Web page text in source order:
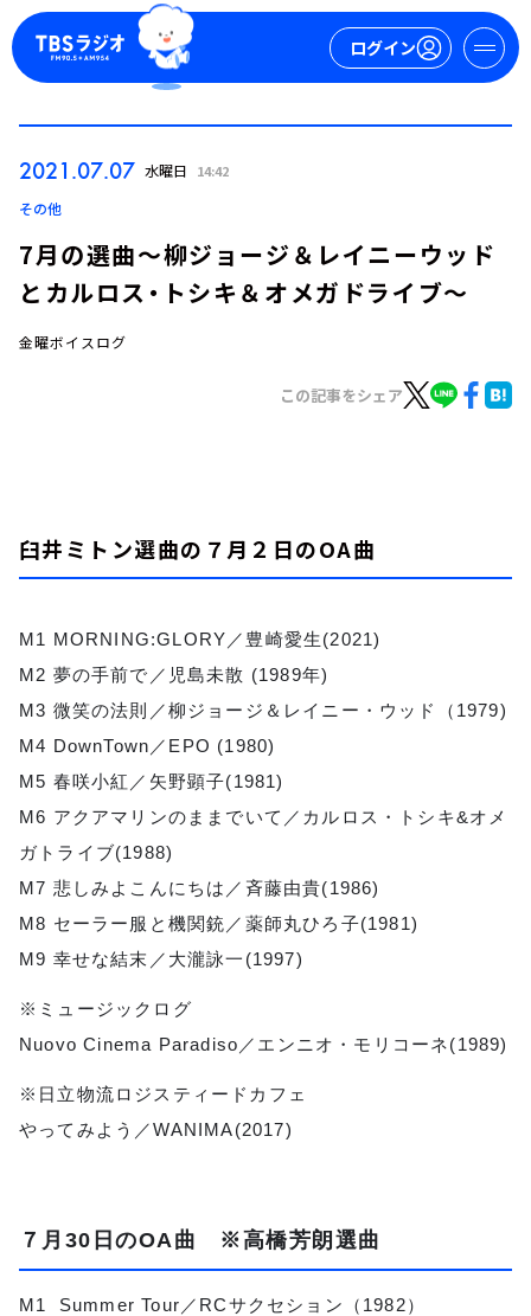
ログイン
お知らせ
イベント・グッズ
会社情報
2021.07.07 水曜日 14:42
その他
7月の選曲～柳ジョージ＆レイニーウッド
とカルロス・トシキ＆オメガドライブ～
金曜ボイスログ
この記事をシェア
臼井ミトン選曲の７月２日のOA曲
M1 MORNING:GLORY／豊崎愛生(2021)
M2 夢の手前で／児島未散 (1989年)
M3 微笑の法則／柳ジョージ＆レイニー・ウッド（1979)
M4 DownTown／EPO (1980)
M5 春咲小紅／矢野顕子(1981)
M6 アクアマリンのままでいて／カルロス・トシキ&オメ
ガトライブ(1988)
M7 悲しみよこんにちは／斉藤由貴(1986)
M8 セーラー服と機関銃／薬師丸ひろ子(1981)
M9 幸せな結末／大瀧詠一(1997)
※ミュージックログ
Nuovo Cinema Paradiso／エンニオ・モリコーネ(1989)
※日立物流ロジスティードカフェ
やってみよう／WANIMA(2017)
７月30日のOA曲 ※高橋芳朗選曲
M1 Summer Tour／RCサクセション（1982）